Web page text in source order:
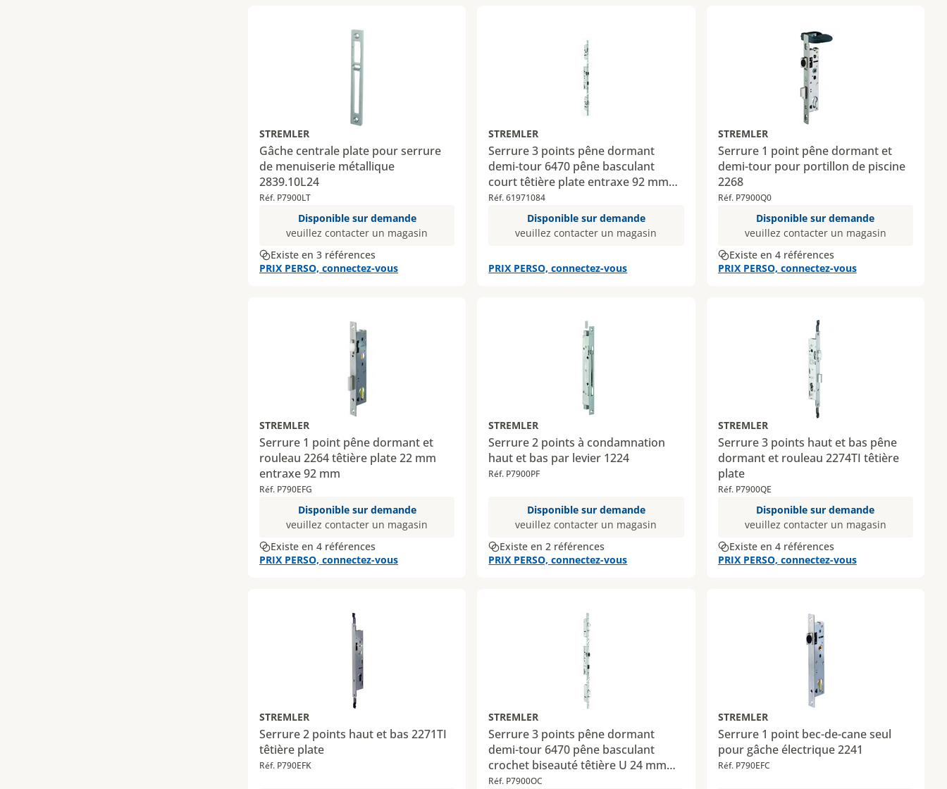
STREMLER
Gâche centrale plate pour serrure
de menuiserie métallique
2839.10L24
Réf. P7900LT
Disponible sur demande
veuillez contacter un magasin
Existe en 3 références
PRIX PERSO, connectez-vous
STREMLER
Serrure 3 points pêne dormant
demi-tour 6470 pêne basculant
court têtière plate entraxe 92 mm
axe 30 mm
Réf. 61971084
Disponible sur demande
veuillez contacter un magasin
PRIX PERSO, connectez-vous
STREMLER
Serrure 1 point pêne dormant et
demi-tour pour portillon de piscine
2268
Réf. P7900Q0
Disponible sur demande
veuillez contacter un magasin
Existe en 4 références
PRIX PERSO, connectez-vous
STREMLER
Serrure 1 point pêne dormant et
rouleau 2264 têtière plate 22 mm
entraxe 92 mm
Réf. P790EFG
Disponible sur demande
veuillez contacter un magasin
Existe en 4 références
PRIX PERSO, connectez-vous
STREMLER
Serrure 2 points à condamnation
haut et bas par levier 1224
Réf. P7900PF
Disponible sur demande
veuillez contacter un magasin
Existe en 2 références
PRIX PERSO, connectez-vous
STREMLER
Serrure 3 points haut et bas pêne
dormant et rouleau 2274TI têtière
plate
Réf. P7900QE
Disponible sur demande
veuillez contacter un magasin
Existe en 4 références
PRIX PERSO, connectez-vous
STREMLER
Serrure 2 points haut et bas 2271TI
têtière plate
Réf. P790EFK
STREMLER
Serrure 3 points pêne dormant
demi-tour 6470 pêne basculant
crochet biseauté têtière U 24 mm
entraxe 92 mm
Réf. P7900OC
STREMLER
Serrure 1 point bec-de-cane seul
pour gâche électrique 2241
Réf. P790EFC